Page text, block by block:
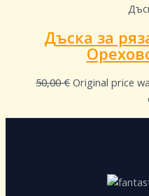
Дъска за
50,00€ Original price